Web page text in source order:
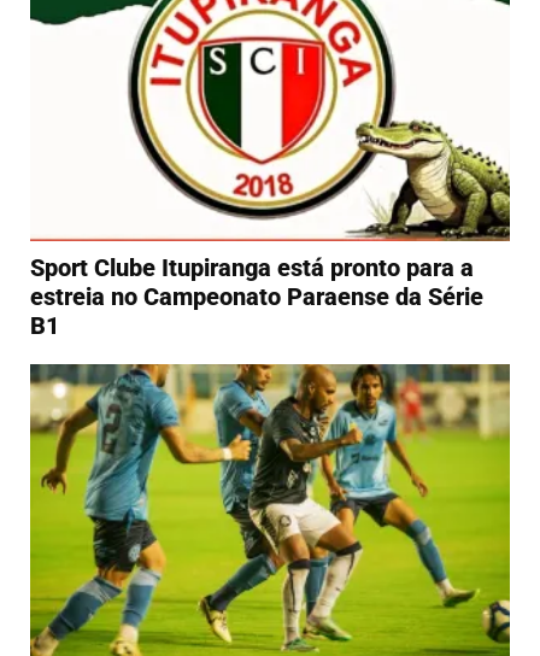
Sport Clube Itupiranga está pronto para a
estreia no Campeonato Paraense da Série
B1